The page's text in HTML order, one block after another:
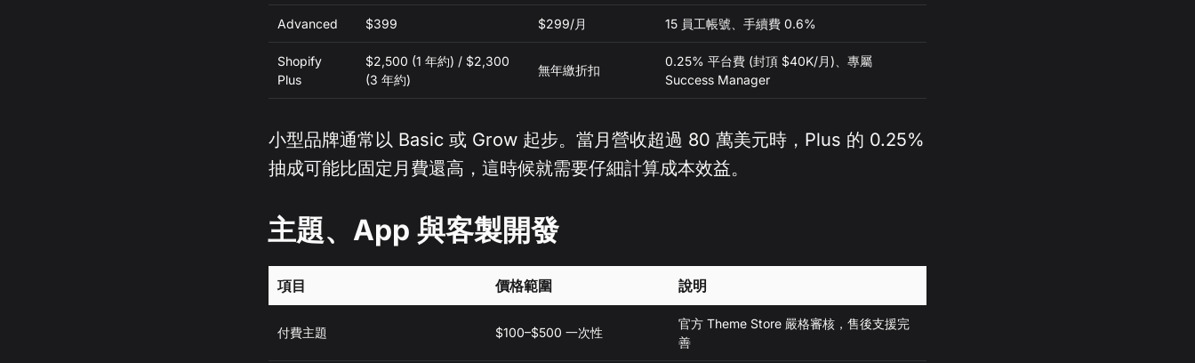
Advanced $399 $299/月 15 員工帳號、手續費 0.6%
Shopify
Plus
$2,500 (1 年約) / $2,300
(3 年約)
無年繳折扣
0.25% 平台費 (封頂 $40K/月)、專屬
Success Manager
小型品牌通常以 Basic 或 Grow 起步。當月營收超過 80 萬美元時，Plus 的 0.25%
抽成可能比固定月費還高，這時候就需要仔細計算成本效益。
主題、App 與客製開發
項目 價格範圍 說明
付費主題 $100–$500 一次性
官方 Theme Store 嚴格審核，售後支援完
善